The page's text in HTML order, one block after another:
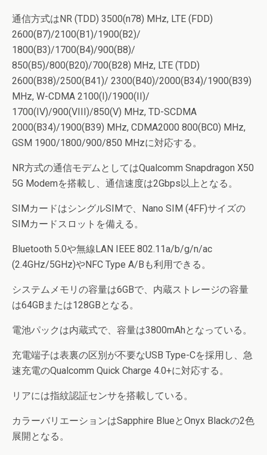
通信方式はNR (TDD) 3500(n78) MHz, LTE (FDD)
2600(B7)/2100(B1)/1900(B2)/
1800(B3)/1700(B4)/900(B8)/
850(B5)/800(B20)/700(B28) MHz, LTE (TDD)
2600(B38)/2500(B41)/ 2300(B40)/2000(B34)/1900(B39)
MHz, W-CDMA 2100(I)/1900(II)/
1700(IV)/900(VIII)/850(V) MHz, TD-SCDMA
2000(B34)/1900(B39) MHz, CDMA2000 800(BC0) MHz,
GSM 1900/1800/900/850 MHzに対応する。
NR方式の通信モデムとしてはQualcomm Snapdragon X50
5G Modemを搭載し、通信速度は2Gbps以上となる。
SIMカードはシングルSIMで、Nano SIM (4FF)サイズの
SIMカードスロットを備える。
Bluetooth 5.0や無線LAN IEEE 802.11a/b/g/n/ac
(2.4GHz/5GHz)やNFC Type A/Bも利用できる。
システムメモリの容量は6GBで、内蔵ストレージの容量
は64GBまたは128GBとなる。
電池パックは内蔵式で、容量は3800mAhとなっている。
充電端子は表裏の区別が不要なUSB Type-Cを採用し、急
速充電のQualcomm Quick Charge 4.0+に対応する。
リアには指紋認証センサを搭載している。
カラーバリエーションはSapphire BlueとOnyx Blackの2色
展開となる。